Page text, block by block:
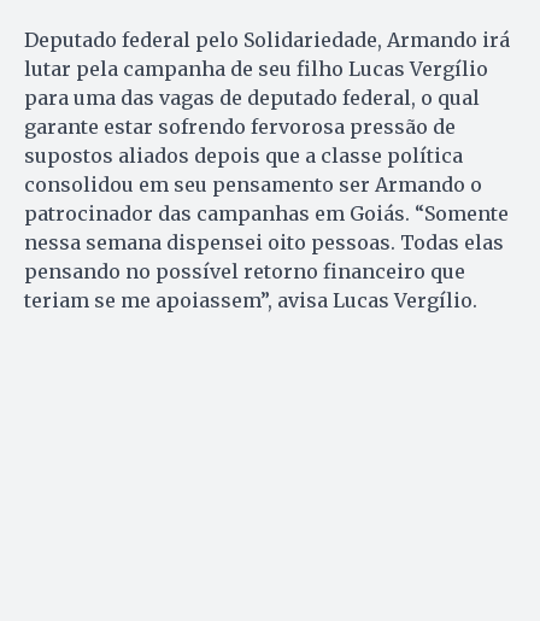
Deputado federal pelo Solidariedade, Armando irá
lutar pela campanha de seu filho Lucas Vergílio
para uma das vagas de deputado federal, o qual
garante estar sofrendo fervorosa pressão de
supostos aliados depois que a classe política
consolidou em seu pensamento ser Armando o
patrocinador das campanhas em Goiás. “Somente
nessa semana dispensei oito pessoas. Todas elas
pensando no possível retorno financeiro que
teriam se me apoiassem”, avisa Lucas Vergílio.